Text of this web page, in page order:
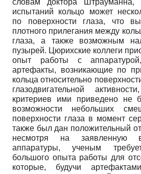
испытаний кольцо может
по поверхности глаза, что
плотного прилегания между
глаза, а также возможным
пузырей. Цюрихские коллеги
опыт работы с
артефакты, возникающие по
кольца относительно
глазодвигательной
критериев ими приведено не
возможности небольших
поверхности глаза в момент
также был дан положительный
несмотря на заявленную
аппаратуры, ученым
большого опыта работы для
которые, будучи